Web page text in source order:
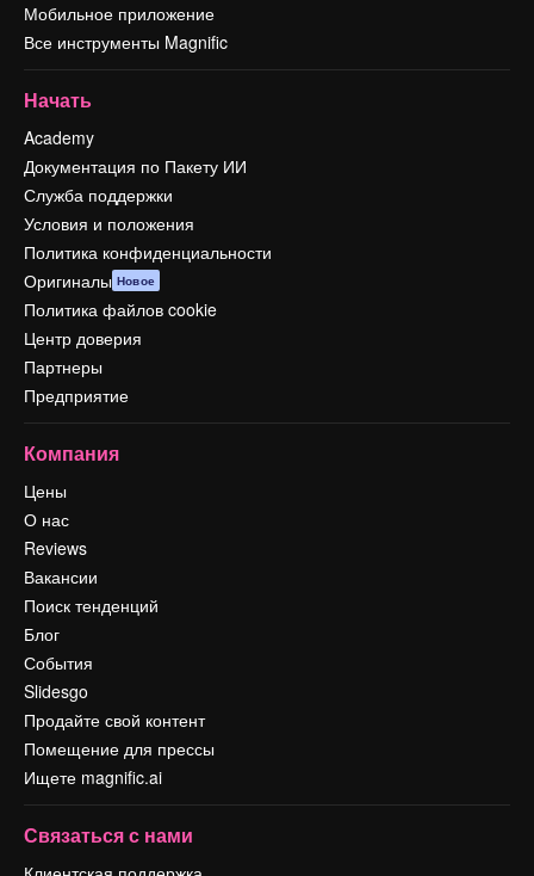
Мобильное приложение
Все инструменты Magnific
Начать
Academy
Документация по Пакету ИИ
Служба поддержки
Условия и положения
Политика конфиденциальности
Оригиналы Новое
Политика файлов cookie
Центр доверия
Партнеры
Предприятие
Компания
Цены
О нас
Reviews
Вакансии
Поиск тенденций
Блог
События
Slidesgo
Продайте свой контент
Помещение для прессы
Ищете magnific.ai
Связаться с нами